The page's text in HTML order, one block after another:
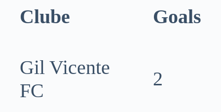
Clube Goals
Gil Vicente
FC
2